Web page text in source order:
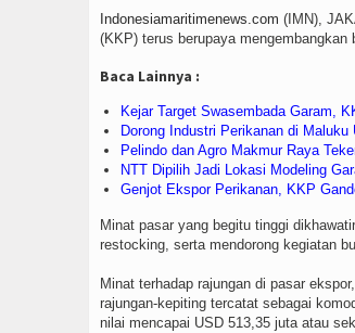
Indonesiamaritimenews.com (IMN),
(KKP) terus berupaya
Baca Lainnya :
Kejar Target Swasembada Garam,
Dorong Industri Perikanan di
Pelindo dan Agro Makmur Raya
NTT Dipilih Jadi Lokasi Modeling
Genjot Ekspor Perikanan, KKP
Minat pasar yang begitu tinggi
restocking, serta mendorong kegiatan
Minat terhadap rajungan di pasar
rajungan-kepiting tercatat sebagai
nilai mencapai USD 513,35 juta atau